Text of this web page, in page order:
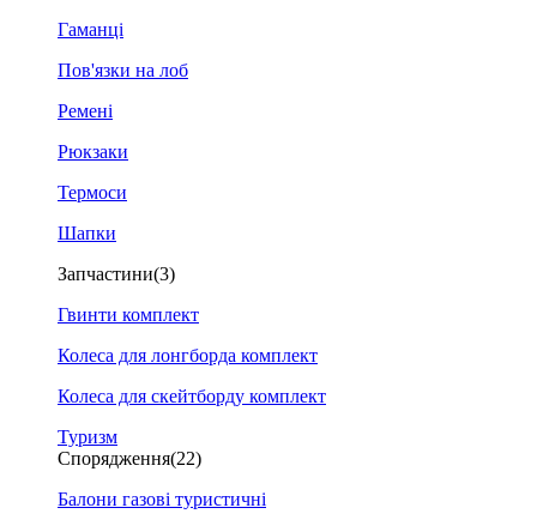
Гаманці
Пов'язки на лоб
Ремені
Рюкзаки
Термоси
Шапки
Запчастини(3)
Гвинти комплект
Колеса для лонгборда комплект
Колеса для скейтборду комплект
Туризм
Спорядження(22)
Балони газові туристичні